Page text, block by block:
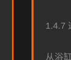
1.4.7
从浴